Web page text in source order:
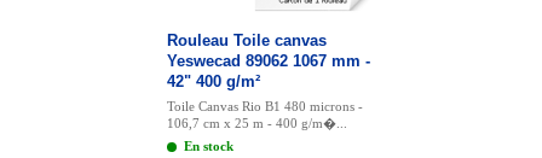
Rouleau Toile canvas
Yeswecad 89062 1067 mm -
42" 400 g/m²
Toile Canvas Rio B1 480 microns -
106,7 cm x 25 m - 400 g/m�...
En stock